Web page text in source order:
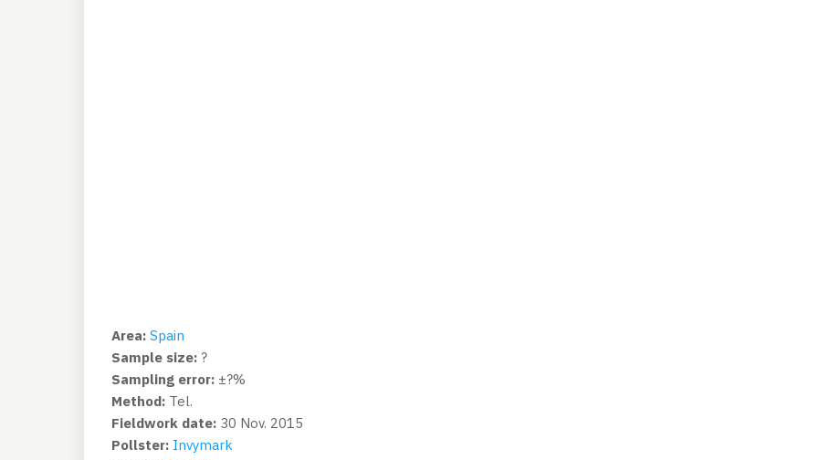
Area: Spain
Sample size: ?
Sampling error: ±?%
Method: Tel.
Fieldwork date: 30 Nov. 2015
Pollster: Invymark